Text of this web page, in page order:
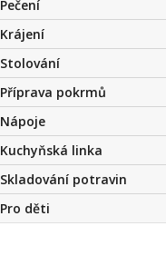
Pečení
Krájení
Stolování
Příprava pokrmů
Nápoje
Kuchyňská linka
Skladování potravin
Pro děti